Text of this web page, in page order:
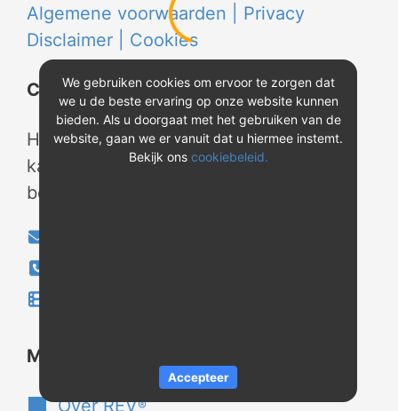
Algemene voorwaarden | Privacy
Disclaimer | Cookies
Contact
Heeft u vragen? Neem tijdens
kantooruren contact met ons op of
bekijk onze instructievideo's.
Meer over REV
Over REV®
We gebruiken cookies om ervoor te zorgen dat
we u de beste ervaring op onze website kunnen
bieden. Als u doorgaat met het gebruiken van de
website, gaan we er vanuit dat u hiermee instemt.
Bekijk ons cookiebeleid.
Accepteer